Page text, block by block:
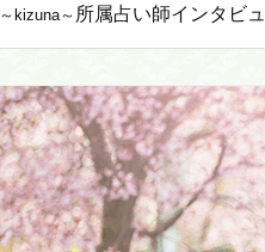
～kizuna～ 所属占い師インタビ